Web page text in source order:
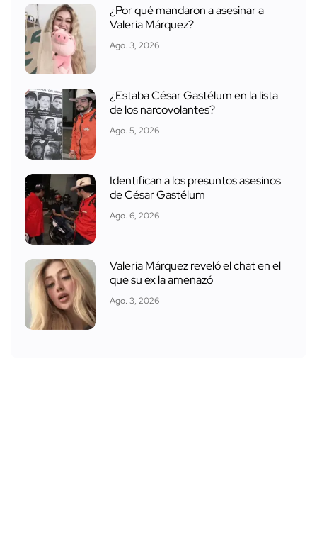
¿Por qué mandaron a asesinar a
Valeria Márquez?
Ago. 3, 2026
¿Estaba César Gastélum en la lista
de los narcovolantes?
Ago. 5, 2026
Identifican a los presuntos asesinos
de César Gastélum
Ago. 6, 2026
Valeria Márquez reveló el chat en el
que su ex la amenazó
Ago. 3, 2026